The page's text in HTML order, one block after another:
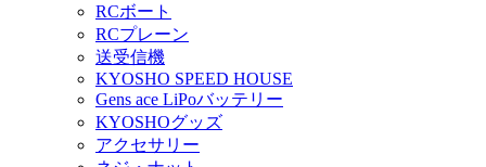
RCボート
RCプレーン
送受信機
KYOSHO SPEED HOUSE
Gens ace LiPoバッテリー
KYOSHOグッズ
アクセサリー